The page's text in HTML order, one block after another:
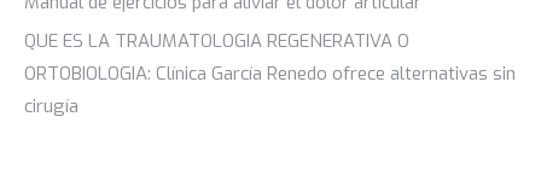
QUE ES LA TRAUMATOLOGIA REGENERATIVA O
ORTOBIOLOGIA: Clínica García Renedo ofrece alternativas sin
cirugía